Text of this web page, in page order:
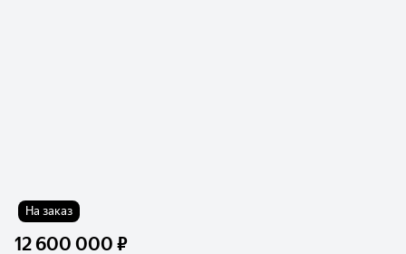
На заказ
12 600 000 ₽